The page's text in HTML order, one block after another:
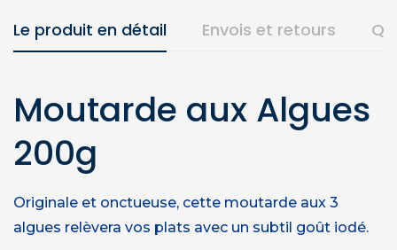
Le produit en détail Envois et retours
Moutarde aux Algues
200g
Originale et onctueuse, cette moutarde aux 3
algues relèvera vos plats avec un subtil goût iodé.